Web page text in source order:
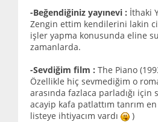
-Beğendiğiniz yayınevi : İthaki
Zengin ettim kendilerini lakin
işler yapma konusunda eline
zamanlarda.
-Sevdiğim film : The Piano
Özellikle hiç sevmediğim o
arasında fazlaca parladığı için
acayip kafa patlattım tanrım
listeye ihtiyacım vardı
)